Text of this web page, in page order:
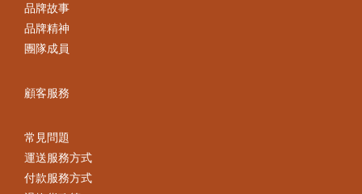
品牌故事
品牌精神
團隊成員
顧客服務
常見問題
運送服務方式
付款服務方式